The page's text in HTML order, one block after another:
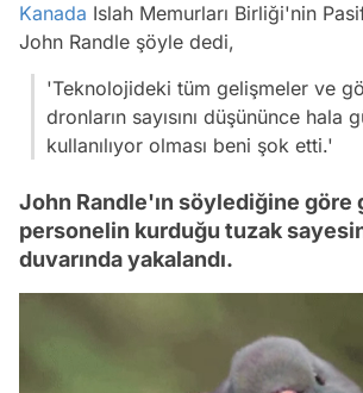
Kanada Islah Memurları Birliği'nin
John Randle şöyle dedi,
'Teknolojideki tüm gelişmeler ve
dronların sayısını düşününce hala
kullanılıyor olması beni şok etti.'
John Randle'ın söylediğine göre
personelin kurduğu tuzak
duvarında yakalandı.